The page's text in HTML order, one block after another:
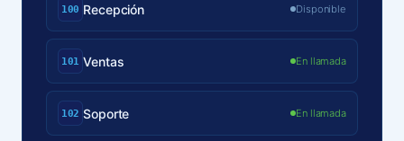
100 Recepción Disponible
101 Ventas En llamada
102 Soporte En llamada